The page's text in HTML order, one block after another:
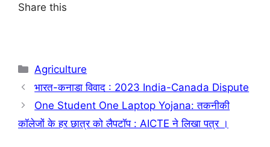
Share this
Agriculture
भारत-कनाडा विवाद : 2023 India-Canada Dispute
One Student One Laptop Yojana: तकनीकी
कॉलेजों के हर छात्र को लैपटॉप : AICTE ने लिखा पत्र ।